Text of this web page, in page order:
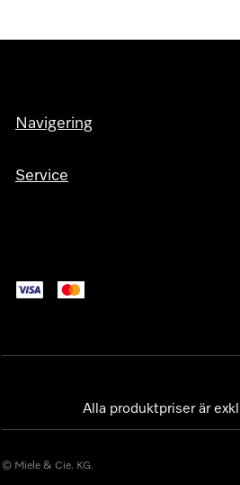
Navigering
Service
Alla produktpriser är
© Miele & Cie. KG.